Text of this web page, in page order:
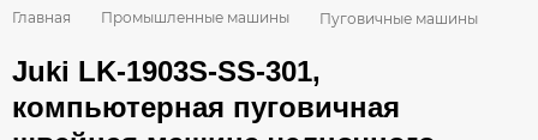
Главная Промышленные машины Пуговичные машины
Juki LK-1903S-SS-301,
компьютерная пуговичная